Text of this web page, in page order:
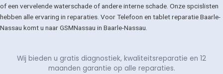
of een vervelende waterschade of andere interne schade. Onze spcislisten
hebben alle ervaring in reparaties. Voor Telefoon en tablet reparatie Baarle-
Nassau komt u naar GSMNassau in Baarle-Nassau.
Wij bieden u gratis diagnostiek, kwaliteitsreparatie en 12
maanden garantie op alle reparaties.